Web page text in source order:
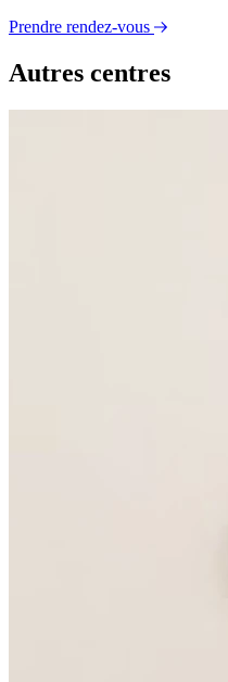
Prendre rendez-vous
Autres centres